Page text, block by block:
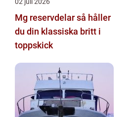
Mg reservdelar så håller
du din klassiska britt i
toppskick